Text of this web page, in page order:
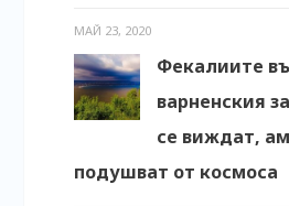
МАЙ 23, 2020
Фекалиите
варненския
се виждат,
подушват от космоса